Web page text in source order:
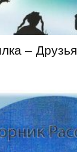
– Друзья